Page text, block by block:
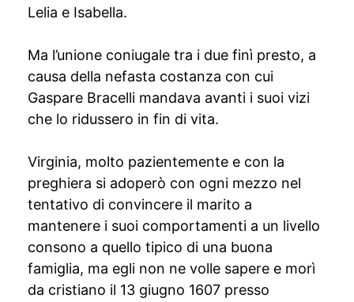
Lelia e Isabella.
Ma l’unione coniugale tra i due finì presto, a
causa della nefasta costanza con cui
Gaspare Bracelli mandava avanti i suoi vizi
che lo ridussero in fin di vita.
Virginia, molto pazientemente e con la
preghiera si adoperò con ogni mezzo nel
tentativo di convincere il marito a
mantenere i suoi comportamenti a un livello
consono a quello tipico di una buona
famiglia, ma egli non ne volle sapere e morì
da cristiano il 13 giugno 1607 presso